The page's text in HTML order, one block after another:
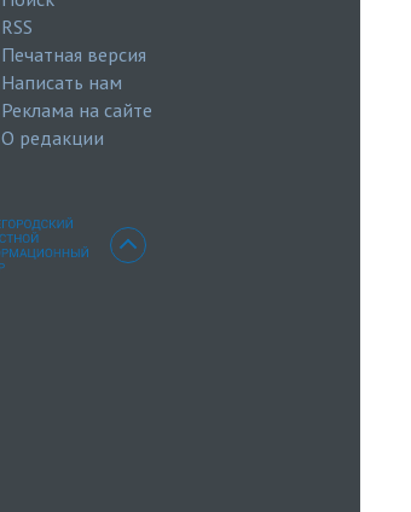
RSS
Печатная версия
Написать нам
Реклама на сайте
О редакции